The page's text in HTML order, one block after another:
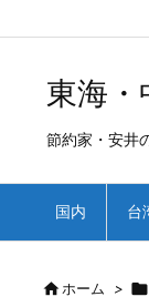
東海・
節約家・安井
国内 台
ホーム > 